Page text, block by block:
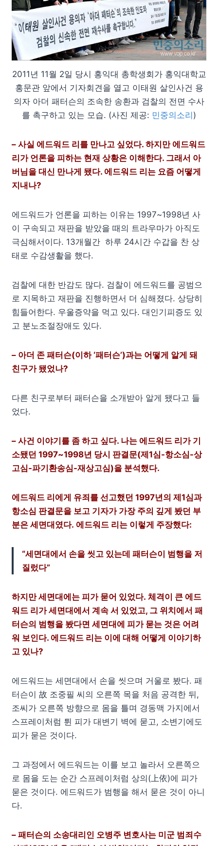
2011년 11월 2일 당시 홍익대 총학생회가 홍익대학교
홍문관 앞에서 기자회견을 열고 이태원 살인사건 용
의자 아더 패터슨의 조속한 송환과 검찰의 전면 수사
를 촉구하고 있는 모습. (사진 제공: 민중의소리)
– 사실 에드워드 리를 만나고 싶었다. 하지만 에드워드
리가 언론을 피하는 현재 상황은 이해한다. 그래서 아
버님을 대신 만나게 됐다. 에드워드 리는 요즘 어떻게
지내나?
에드워드가 언론을 피하는 이유는 1997~1998년 사
이 구속되고 재판을 받았을 때의 트라우마가 아직도
극심해서이다. 13개월간 하루 24시간 수갑을 찬 상
태로 수감생활을 했다.
검찰에 대한 반감도 많다. 검찰이 에드워드를 공범으
로 지목하고 재판을 진행하면서 더 심해졌다. 상당히
힘들어한다. 우울증약을 먹고 있다. 대인기피증도 있
고 분노조절장애도 있다.
– 아더 존 패터슨(이하 ‘패터슨’)과는 어떻게 알게 돼
친구가 됐었나?
다른 친구로부터 패터슨을 소개받아 알게 됐다고 들
었다.
– 사건 이야기를 좀 하고 싶다. 나는 에드워드 리가 기
소됐던 1997~1998년 당시 판결문(제1심-항소심-상
고심-파기환송심-재상고심)을 분석했다.
에드워드 리에게 유죄를 선고했던 1997년의 제1심과
항소심 판결문을 보고 기자가 가장 주의 깊게 봤던 부
분은 세면대였다. 에드워드 리는 이렇게 주장했다:
“세면대에서 손을 씻고 있는데 패터슨이 범행을 저
질렀다”
하지만 세면대에는 피가 묻어 있었다. 체격이 큰 에드
워드 리가 세면대에서 계속 서 있었고, 그 위치에서 패
터슨의 범행을 봤다면 세면대에 피가 묻는 것은 어려
워 보인다. 에드워드 리는 이에 대해 어떻게 이야기하
고 있나?
에드워드는 세면대에서 손을 씻으며 거울로 봤다. 패
터슨이 故 조중필 씨의 오른쪽 목을 처음 공격한 뒤,
조씨가 오른쪽 방향으로 몸을 틀며 경동맥 가지에서
스프레이처럼 튄 피가 대변기 벽에 묻고, 소변기에도
피가 묻은 것이다.
그 과정에서 에드워드는 이를 보고 놀라서 오른쪽으
로 몸을 도는 순간 스프레이처럼 상의(上依)에 피가
묻은 것이다. 에드워드가 범행을 해서 묻은 것이 아니
다.
– 패터슨의 소송대리인 오병주 변호사는 미군 범죄수